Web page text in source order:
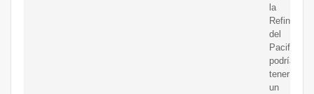
la
Refinería
del
Pacifico
podría
tener
un